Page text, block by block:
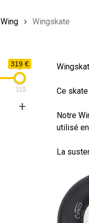
Wing Wingskate
319 €
319
+
Ce
Notre
utilisé
La